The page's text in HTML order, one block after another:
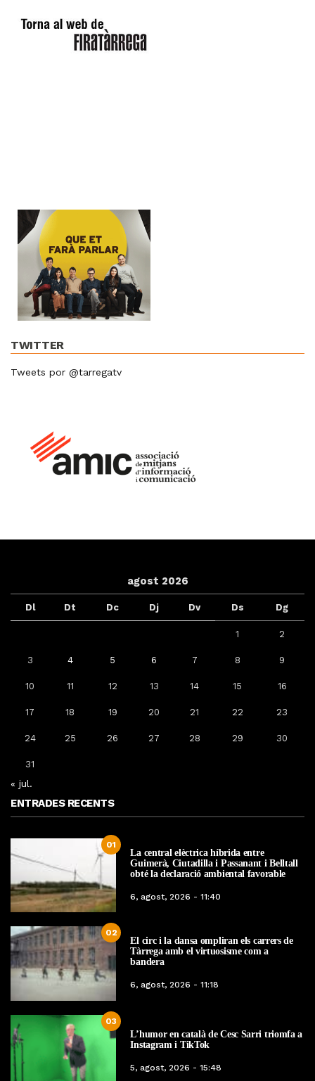
TWITTER
Tweets por @tarregatv
agost 2026
Dl Dt Dc Dj Dv Ds Dg
1 2
3 4 5 6 7 8 9
10 11 12 13 14 15 16
17 18 19 20 21 22 23
24 25 26 27 28 29 30
31
« jul.
ENTRADES RECENTS
01
La central elèctrica híbrida entre
Guimerà, Ciutadilla i Passanant i Belltall
obté la declaració ambiental favorable
6, agost, 2026 - 11:40
02
El circ i la dansa ompliran els carrers de
Tàrrega amb el virtuosisme com a
bandera
6, agost, 2026 - 11:18
03
L’humor en català de Cesc Sarri triomfa a
Instagram i TikTok
5, agost, 2026 - 15:48